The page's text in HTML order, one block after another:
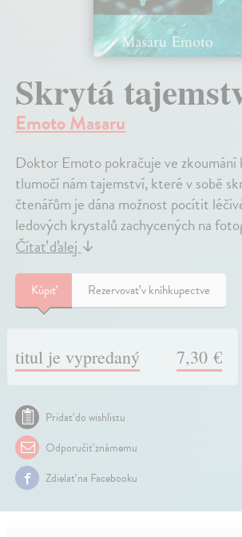
Skrytá
Emoto Masaru
Doktor Emoto pokračuje ve zkoumání
tlumočí nám tajemství, které v sobě
čtenářům je dána možnost pocítit
ledových krystalů zachycených na
Čítať ďalej ↓
Kúpiť Rezervovať v kníhkupectve
titul je vypredaný 7,30 €
Pridať do wishlistu
Odporučiť známemu
Zdielať na Facebooku